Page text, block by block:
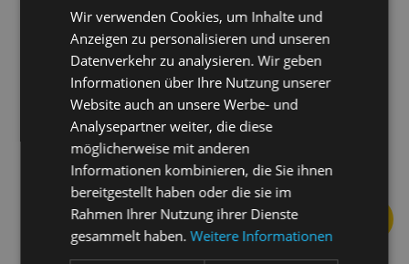
Zecken-Nebel MINI 100ml
6,50 €
Wir verwenden Cookies, um Inhalte und
Anzeigen zu personalisieren und unseren
Datenverkehr zu analysieren. Wir geben
Informationen über Ihre Nutzung unserer
Website auch an unsere Werbe- und
Analysepartner weiter, die diese
möglicherweise mit anderen
Informationen kombinieren, die Sie ihnen
bereitgestellt haben oder die sie im
Rahmen Ihrer Nutzung ihrer Dienste
gesammelt haben.Weitere Informationen